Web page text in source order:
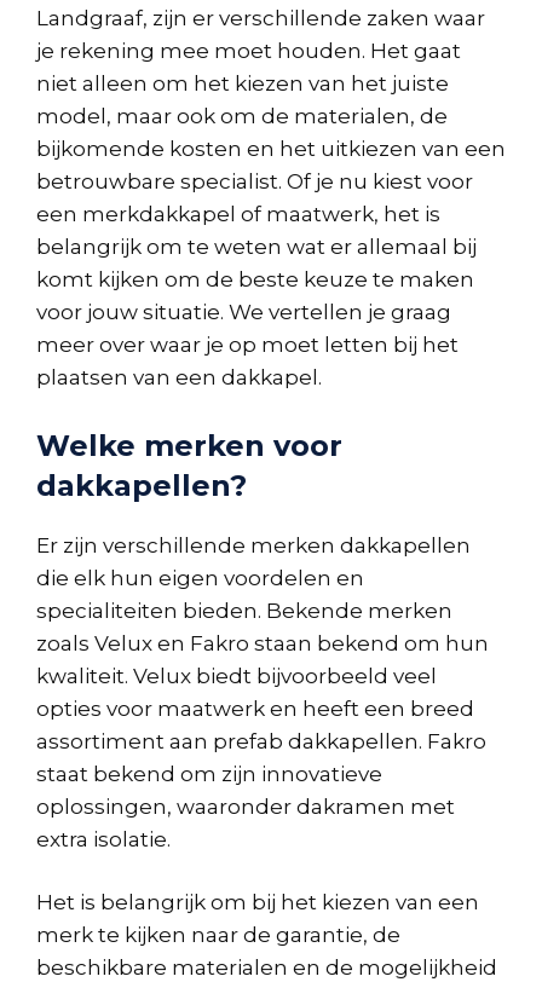
Landgraaf, zijn er verschillende zaken waar
je rekening mee moet houden. Het gaat
niet alleen om het kiezen van het juiste
model, maar ook om de materialen, de
bijkomende kosten en het uitkiezen van een
betrouwbare specialist. Of je nu kiest voor
een merkdakkapel of maatwerk, het is
belangrijk om te weten wat er allemaal bij
komt kijken om de beste keuze te maken
voor jouw situatie. We vertellen je graag
meer over waar je op moet letten bij het
plaatsen van een dakkapel.
Welke merken voor
dakkapellen?
Er zijn verschillende merken dakkapellen
die elk hun eigen voordelen en
specialiteiten bieden. Bekende merken
zoals Velux en Fakro staan bekend om hun
kwaliteit. Velux biedt bijvoorbeeld veel
opties voor maatwerk en heeft een breed
assortiment aan prefab dakkapellen. Fakro
staat bekend om zijn innovatieve
oplossingen, waaronder dakramen met
extra isolatie.
Het is belangrijk om bij het kiezen van een
merk te kijken naar de garantie, de
beschikbare materialen en de mogelijkheid